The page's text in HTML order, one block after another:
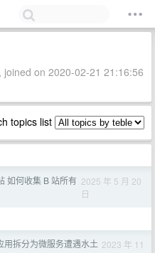
on 2020-02-21 21:16:56
topics list
如何收集 B 站所有 2025 年 5 月 20
日
用拆分为微服务遭遇水土 2023 年 11